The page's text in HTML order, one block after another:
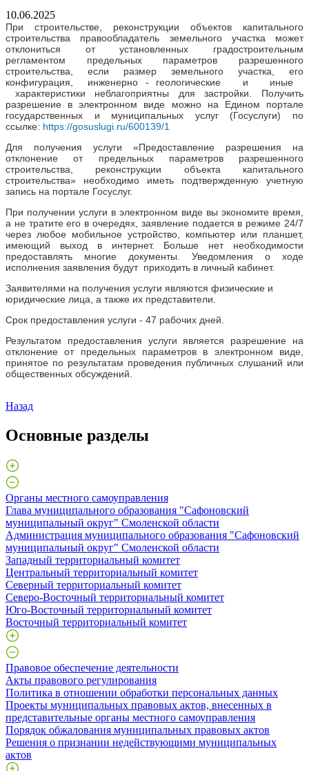
10.06.2025
При строительстве, реконструкции объектов капитального
строительства правообладатель земельного участка может
отклониться от установленных градостроительным
регламентом предельных параметров разрешенного
строительства, если размер земельного участка, его
конфигурация, инженерно - геологические и иные
характеристики неблагоприятны для застройки. Получить
разрешение в электронном виде можно на Едином портале
государственных и муниципальных услуг (Госуслуги) по
ссылке: https://gosuslugi.ru/600139/1
Для получения услуги «Предоставление разрешения на
отклонение от предельных параметров разрешенного
строительства, реконструкции объекта капитального
строительства» необходимо иметь подтвержденную учетную
запись на портале Госуслуг.
При получении услуги в электронном виде вы экономите время,
а не тратите его в очередях, заявление подается в режиме 24/7
через любое мобильное устройство, компьютер или планшет,
имеющий выход в интернет. Больше нет необходимости
предоставлять многие документы. Уведомления о ходе
исполнения заявления будут приходить в личный кабинет.
Заявителями на получения услуги являются физические и
юридические лица, а также их представители.
Срок предоставления услуги - 47 рабочих дней.
Результатом предоставления услуги является разрешение на
отклонение от предельных параметров в электронном виде,
принятое по результатам проведения публичных слушаний или
общественных обсуждений.
Назад
Основные разделы
Органы местного самоуправления
Глава муниципального образования "Сафоновский
муниципальный округ" Смоленской области
Администрация муниципального образования "Сафоновский
муниципальный округ" Смоленской области
Западный территориальный комитет
Центральный территориальный комитет
Северный территориальный комитет
Северо-Восточный территориальный комитет
Юго-Восточный территориальный комитет
Восточный территориальный комитет
Правовое обеспечение деятельности
Акты правового регулирования
Политика в отношении обработки персональных данных
Проекты муниципальных правовых актов, внесенных в
представительные органы местного самоуправления
Порядок обжалования муниципальных правовых актов
Решения о признании недействующими муниципальных
актов